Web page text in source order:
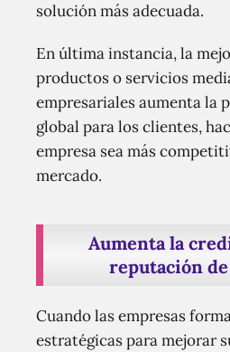
solución más adecuada.
En última instancia, la
productos o servicios
empresariales aumenta la
global para los clientes,
empresa sea más
mercado.
Aumenta la
reputación
Cuando las empresas
estratégicas para mejorar